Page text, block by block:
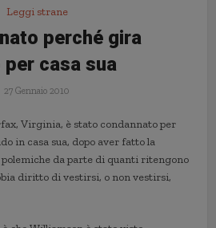
Leggi strane
perché gira
per casa sua
27 Gennaio 2010
Virginia, è stato condannato per
in casa sua, dopo aver fatto la
da parte di quanti ritengono
diritto di vestirsi, o non vestirsi,